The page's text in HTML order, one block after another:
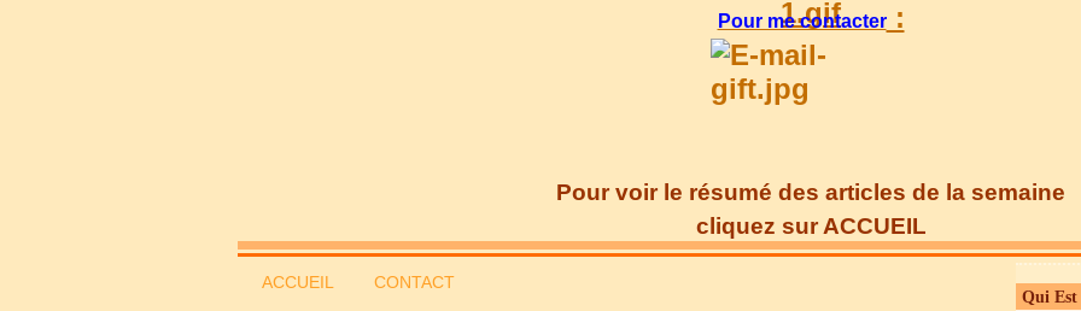
Pour me contacter:
Pour voir le résumé des articles de la semaine
cliquez sur ACCUEIL
ACCUEIL CONTACT
Qui Est